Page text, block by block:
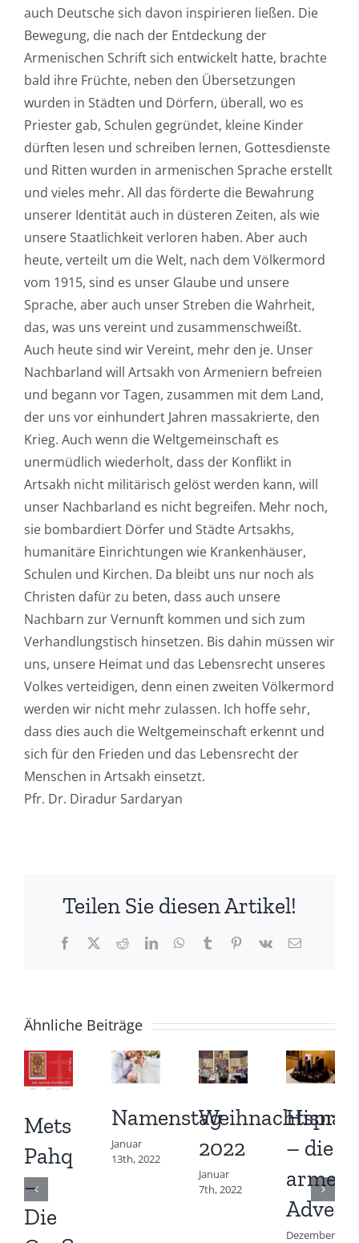
auch Deutsche sich davon inspirieren ließen. Die
Bewegung, die nach der Entdeckung der
Armenischen Schrift sich entwickelt hatte, brachte
bald ihre Früchte, neben den Übersetzungen
wurden in Städten und Dörfern, überall, wo es
Priester gab, Schulen gegründet, kleine Kinder
dürften lesen und schreiben lernen, Gottesdienste
und Ritten wurden in armenischen Sprache erstellt
und vieles mehr. All das förderte die Bewahrung
unserer Identität auch in düsteren Zeiten, als wie
unsere Staatlichkeit verloren haben. Aber auch
heute, verteilt um die Welt, nach dem Völkermord
vom 1915, sind es unser Glaube und unsere
Sprache, aber auch unser Streben die Wahrheit,
das, was uns vereint und zusammenschweißt.
Auch heute sind wir Vereint, mehr den je. Unser
Nachbarland will Artsakh von Armeniern befreien
und begann vor Tagen, zusammen mit dem Land,
der uns vor einhundert Jahren massakrierte, den
Krieg. Auch wenn die Weltgemeinschaft es
unermüdlich wiederholt, dass der Konflikt in
Artsakh nicht militärisch gelöst werden kann, will
unser Nachbarland es nicht begreifen. Mehr noch,
sie bombardiert Dörfer und Städte Artsakhs,
humanitäre Einrichtungen wie Krankenhäuser,
Schulen und Kirchen. Da bleibt uns nur noch als
Christen dafür zu beten, dass auch unsere
Nachbarn zur Vernunft kommen und sich zum
Verhandlungstisch hinsetzen. Bis dahin müssen wir
uns, unsere Heimat und das Lebensrecht unseres
Volkes verteidigen, denn einen zweiten Völkermord
werden wir nicht mehr zulassen. Ich hoffe sehr,
dass dies auch die Weltgemeinschaft erkennt und
sich für den Frieden und das Lebensrecht der
Menschen in Artsakh einsetzt.
Pfr. Dr. Diradur Sardaryan
Teilen Sie diesen Artikel!
Facebook
X RedditLinkedInWhatsApp
TumblrPinterest
Vk
E-
Ähnliche Beiträge
Mets
Pahq
–
Die
Namenstag
Januar
13th, 2022
2022
Januar
7th, 2022
Hisnak
– die
Dezember